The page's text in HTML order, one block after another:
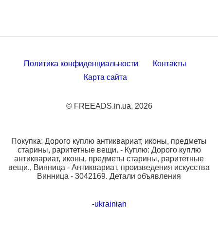
Политика конфиденциальности
Контакты
Карта сайта
© FREEADS.in.ua, 2026
Покупка: Дорого куплю антиквариат, иконы, предметы
старины, раритетные вещи. - Куплю: Дорого куплю
антиквариат, иконы, предметы старины, раритетные
вещи., Винница - Антиквариат, произведения искусства
Винница - 3042169. Детали объявления
-ukrainian